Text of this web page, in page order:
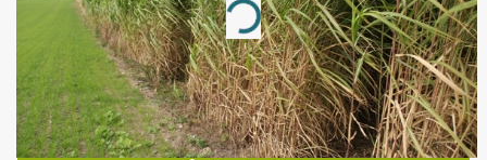
Loading...
Jobs
i samarbejde med